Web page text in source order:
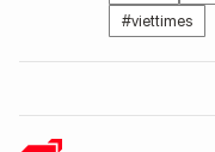
#viettimes